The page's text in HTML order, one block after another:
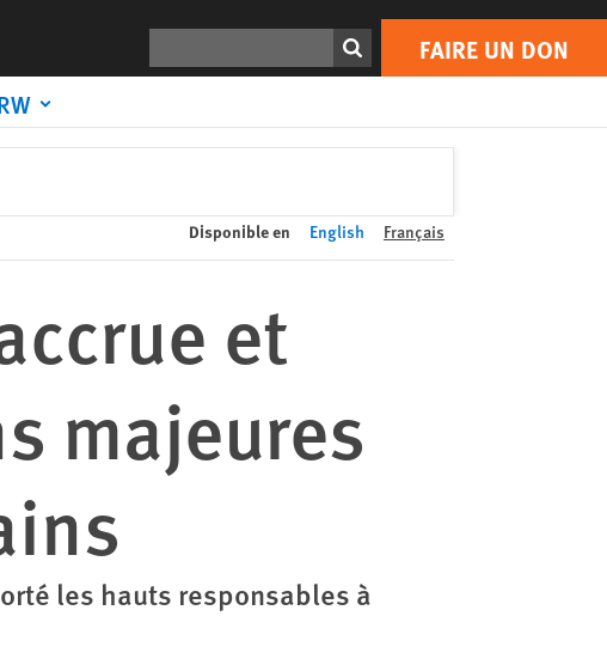
FAIRE UN DON
Print FAIRE UN DON
Disponible en English Français
et
majeures
les hauts responsables à